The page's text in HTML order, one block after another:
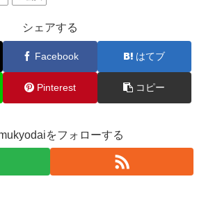
シェアする
Facebook はてブ
Pinterest コピー
をフォローする